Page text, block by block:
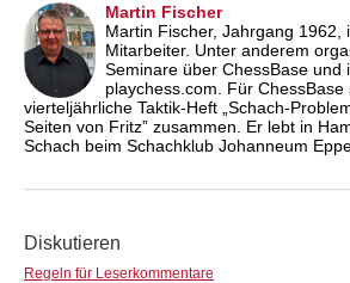
Martin Fischer
Martin Fischer, Jahrgang 1962,
Mitarbeiter. Unter anderem
Seminare über ChessBase und
playchess.com. Für ChessBase
vierteljährliche Taktik-Heft „Schach-
Seiten von Fritz” zusammen. Er lebt in
Schach beim Schachklub Johanneum
Diskutieren
Regeln für Leserkommentare